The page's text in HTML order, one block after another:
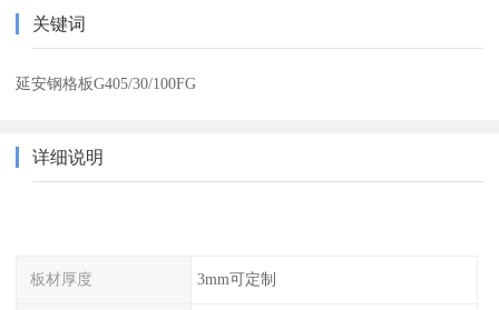
关键词
延安钢格板G405/30/100FG
详细说明
板材厚度 3mm可定制